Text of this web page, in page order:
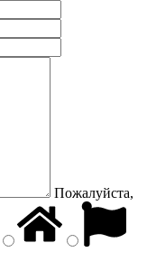
Пожалуйста,